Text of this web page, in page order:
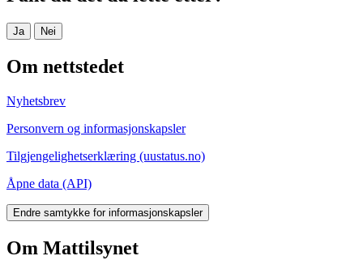
Ja Nei
Om nettstedet
Nyhetsbrev
Personvern og informasjonskapsler
Tilgjengelighetserklæring (uustatus.no)
Åpne data (API)
Endre samtykke for informasjonskapsler
Om Mattilsynet